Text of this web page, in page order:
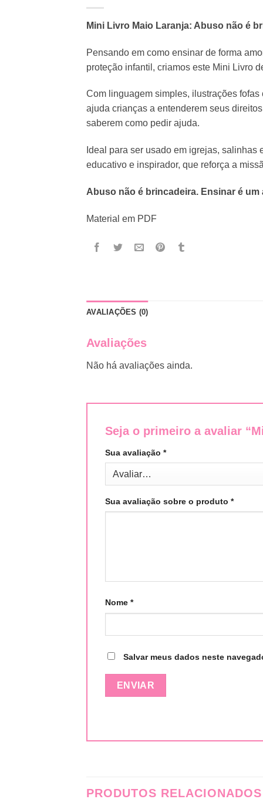
Mini Livro Maio Laranja: Abuso não é
Pensando em como ensinar de forma
proteção infantil, criamos este Mini Livro
Com linguagem simples, ilustrações fofas
ajuda crianças a entenderem seus
saberem como pedir ajuda.
Ideal para ser usado em igrejas, salinhas
educativo e inspirador, que reforça a
Abuso não é brincadeira. Ensinar é um
Material em PDF
AVALIAÇÕES (0)
Avaliações
Não há avaliações ainda.
Seja o primeiro a avaliar
Sua avaliação *
Sua avaliação sobre o produto *
Nome *
Salvar meus dados neste
PRODUTOS RELACIONADOS